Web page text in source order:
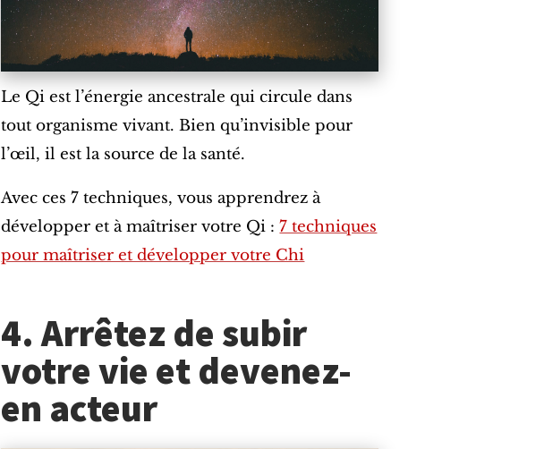
Le Qi est l’énergie ancestrale qui circule dans
tout organisme vivant. Bien qu’invisible pour
l’œil, il est la source de la santé.
Avec ces 7 techniques, vous apprendrez à
développer et à maîtriser votre Qi : 7 techniques
pour maîtriser et développer votre Chi
4. Arrêtez de subir
votre vie et devenez-
en acteur